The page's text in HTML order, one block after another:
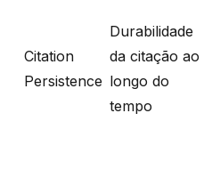
Citation
Persistence
Durabilidade
da citação ao
longo do
tempo